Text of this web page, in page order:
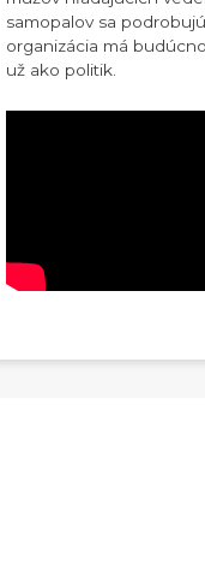
samopalov sa
organizácia má
už ako politik.